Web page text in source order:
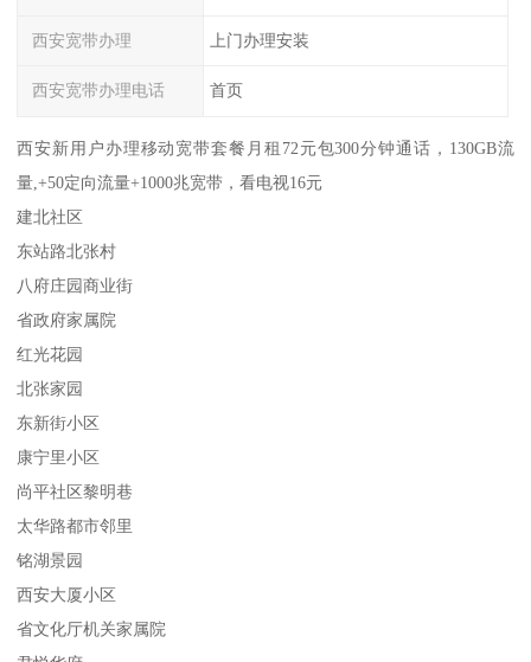
西安宽带办理 上门办理安装
西安宽带办理电话 首页
西安新用户办理移动宽带套餐月租72元包300分钟通话，130GB流
量,+50定向流量+1000兆宽带，看电视16元
建北社区
东站路北张村
八府庄园商业街
省政府家属院
红光花园
北张家园
东新街小区
康宁里小区
尚平社区黎明巷
太华路都市邻里
铭湖景园
西安大厦小区
省文化厅机关家属院